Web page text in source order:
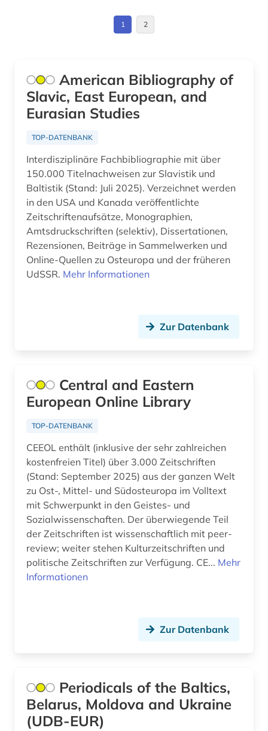
sozialwissenschaften (1)
sprache (2)
südosteuropa (5)
udssr (1)
ukraine (3)
ungarn (1)
unselbständige karte (1)
unternehmen (1)
weißrussland (1)
wörterbuch (1)
zeitschrift (1)
zeitschriftenaufsatz (3)
zeitung (1)
zeitungsartikel (1)
Montenegro (10)
Niederlande (1)
Oesterreich (1)
Osteuropa (19)
Ostmitteleuropa (13)
Palaestina (1)
Polen (15)
Slowakei (11)
Suedosteuropa (11)
Tschechische Republik (11)
Ukraine (13)
Ungarn (13)
Vatikanstadt (1)
1 2
American Bibliography of
Slavic, East European, and
Eurasian Studies
TOP-DATENBANK
Interdisziplinäre Fachbibliographie mit über
150.000 Titelnachweisen zur Slavistik und
Baltistik (Stand: Juli 2025). Verzeichnet werden
in den USA und Kanada veröffentlichte
Zeitschriftenaufsätze, Monographien,
Amtsdruckschriften (selektiv), Dissertationen,
Rezensionen, Beiträge in Sammelwerken und
Online-Quellen zu Osteuropa und der früheren
UdSSR. Mehr Informationen
Zur Datenbank
Central and Eastern
European Online Library
TOP-DATENBANK
CEEOL enthält (inklusive der sehr zahlreichen
kostenfreien Titel) über 3.000 Zeitschriften
(Stand: September 2025) aus der ganzen Welt
zu Ost-, Mittel- und Südosteuropa im Volltext
mit Schwerpunkt in den Geistes- und
Sozialwissenschaften. Der überwiegende Teil
der Zeitschriften ist wissenschaftlich mit peer-
review; weiter stehen Kulturzeitschriften und
politische Zeitschriften zur Verfügung. CE... Mehr
Informationen
Zur Datenbank
Periodicals of the Baltics,
Belarus, Moldova and Ukraine
(UDB-EUR)